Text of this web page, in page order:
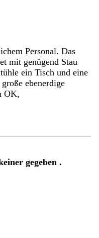
Personal. Das
mit genügend Stau
ein Tisch und eine
ebenerdige
OK,
gegeben .